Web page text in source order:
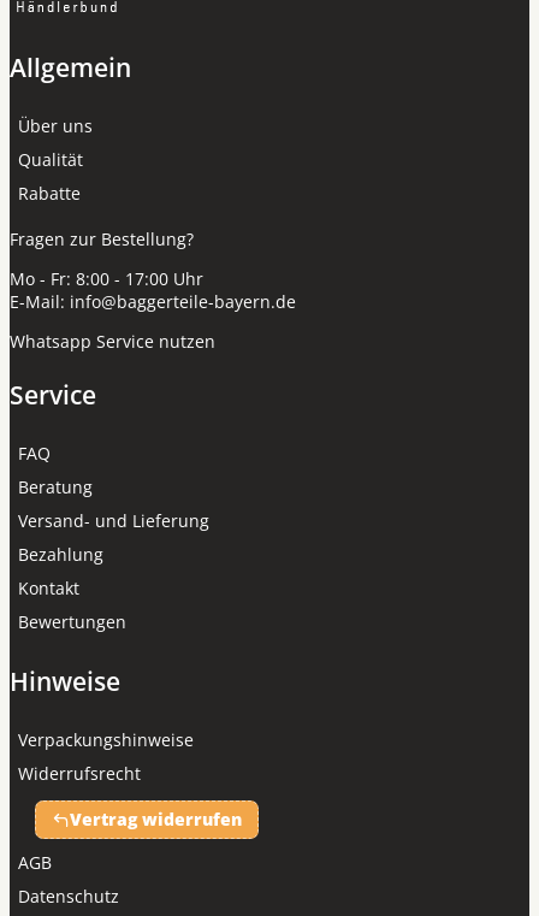
Allgemein
Über uns
Qualität
Rabatte
Fragen zur Bestellung?
Mo - Fr: 8:00 - 17:00 Uhr
E-Mail: info@baggerteile-bayern.de
Whatsapp Service nutzen
Service
FAQ
Beratung
Versand- und Lieferung
Bezahlung
Kontakt
Bewertungen
Hinweise
Verpackungshinweise
Widerrufsrecht
Vertrag widerrufen
AGB
Datenschutz